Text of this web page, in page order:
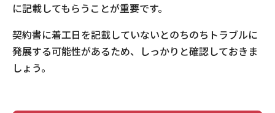
に記載してもらうことが重要です。
契約書に着工日を記載していないとのちのちトラブルに
発展する可能性があるため、しっかりと確認しておきま
しょう。